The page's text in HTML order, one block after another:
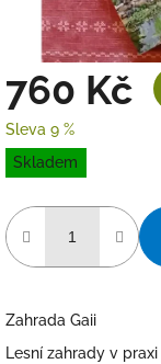
760 Kč
Sleva 9 %
Měrná
cena:
Skladem
Zahrada Gaii
Lesní zahrady v praxi